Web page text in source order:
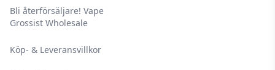
Bli återförsäljare! Vape
Grossist Wholesale
Köp- & Leveransvillkor